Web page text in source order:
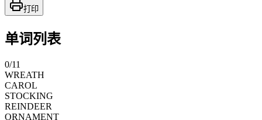
打印
单词列表
0/11
WREATH
CAROL
STOCKING
REINDEER
ORNAMENT